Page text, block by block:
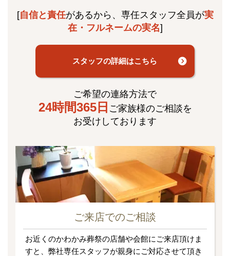
[自信と責任があるから、専任スタッフ全員が実
在・フルネームの実名]
スタッフの詳細はこちら
ご希望の連絡方法で
24時間365日 ご家族様のご相談を
お受けしております
ご来店でのご相談
お近くのかわかみ葬祭の店舗や会館にご来店頂けま
すと、弊社専任スタッフが親身にご対応させて頂き